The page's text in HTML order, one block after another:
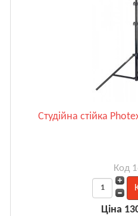
Студійна стійка
Код
Ціна